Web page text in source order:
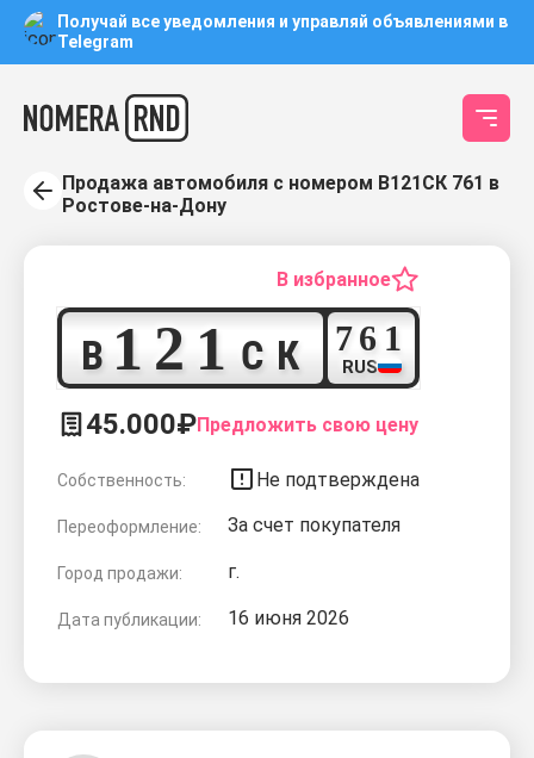
Получай все уведомления и управляй объявлениями в
Telegram
Продажа автомобиля с номером В121СК 761 в
Ростове-на-Дону
В избранное
В1
2
1
СК7
61
RUS
45.000₽Предложить свою цену
Собственность: Не подтверждена
Переоформление: За счет покупателя
Город продажи: г.
Дата публикации: 16 июня 2026